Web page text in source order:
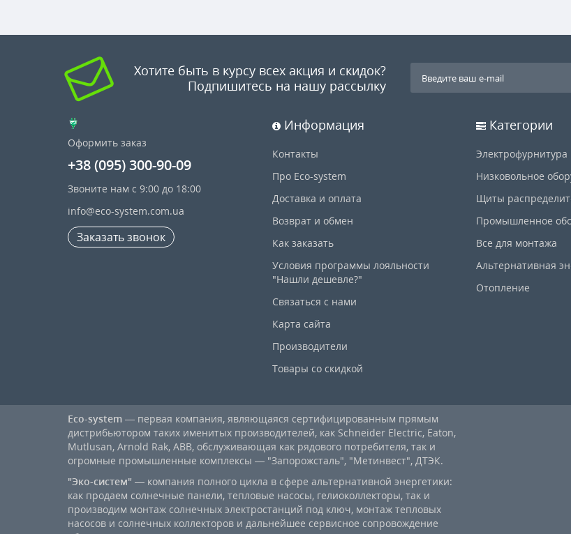
Хотите быть в курсу всех акция и скидок?
Подпишитесь на нашу рассылку
Оформить заказ
+38 (095) 300-90-09
Звоните нам с 9:00 до 18:00
info@eco-system.com.ua
Заказать звонок
Информация
Контакты
Про Eco-system
Доставка и оплата
Возврат и обмен
Как заказать
Условия программы лояльности
"Нашли дешевле?"
Связаться с нами
Карта сайта
Производители
Товары со скидкой
Категории
Электрофурнитура
Низковольное
Щиты
Промышленное
Все для монтажа
Альтернативная
Отопление
Eco-system — первая компания, являющаяся сертифицированным прямым
дистрибьютором таких именитых производителей, как Schneider Electric, Eaton,
Mutlusan, Arnold Rak, ABB, обслуживающая как рядового потребителя, так и
огромные промышленные комплексы — "Запорожсталь", "Метинвест", ДТЭК.
"Эко-систем" — компания полного цикла в сфере альтернативной энергетики:
как продаем солнечные панели, тепловые насосы, гелиоколлекторы, так и
производим монтаж солнечных электростанций под ключ, монтаж тепловых
насосов и солнечных коллекторов и дальнейшее сервисное сопровождение